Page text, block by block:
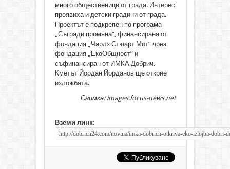
много общественици от града. Интерес
проявиха и детски градини от града.
Проектът е подкрепен по програма
„Съгради промяна”, финансирана от
фондация „Чарлз Стюарт Мот” чрез
фондация „ЕкоОбщност” и
съфинансиран от ИМКА Добрич.
Кметът Йордан Йорданов ще открие
изложбата.
Снимка: images.focus-news.net
Вземи линк: